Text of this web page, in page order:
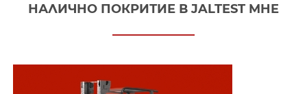
НАЛИЧНО ПОКРИТИЕ В JALTEST MHE